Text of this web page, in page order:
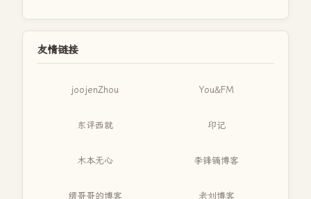
友情链接
joojenZhou You&FM
东评西就 印记
木本无心 李锋镝博客
缙哥哥的博客 老刘博客